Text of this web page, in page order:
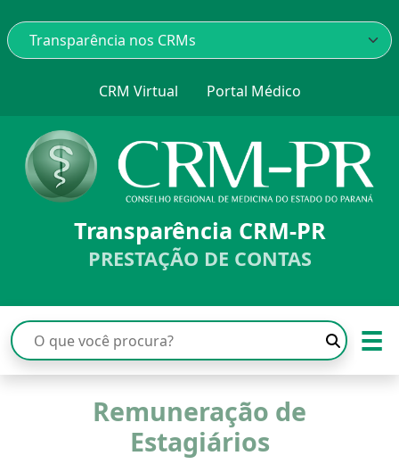
CRM Virtual Portal Médico
Transparência CRM-PR
PRESTAÇÃO DE CONTAS
☰
Remuneração de
Estagiários